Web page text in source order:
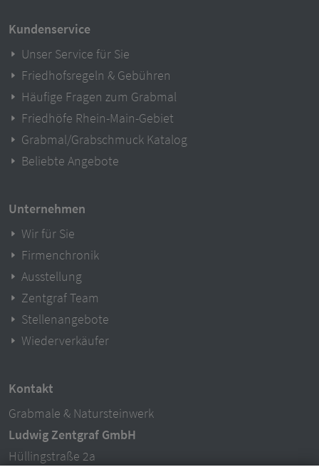
Kundenservice
Unser Service für Sie
Friedhofsregeln & Gebühren
Häufige Fragen zum Grabmal
Friedhöfe Rhein-Main-Gebiet
Grabmal/Grabschmuck Katalog
Beliebte Angebote
Unternehmen
Wir für Sie
Firmenchronik
Ausstellung
Zentgraf Team
Stellenangebote
Wiederverkäufer
Kontakt
Grabmale & Natursteinwerk
Ludwig Zentgraf GmbH
Hüllingstraße 2a